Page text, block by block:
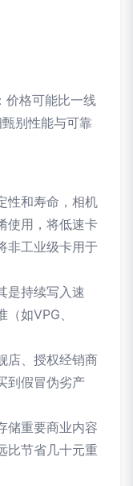
：价格可能比一线
别性能与可靠
性和寿命，相机
使用，将低速卡
非工业级卡用于
是持续写入速
如VPG、
店、授权经销商
到假冒伪劣产
储重要商业内容
比节省几十元重